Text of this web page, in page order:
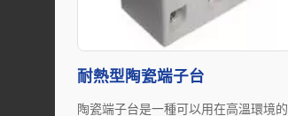
耐熱型陶瓷端子台
陶瓷端子台是一種可以用在高溫環境的